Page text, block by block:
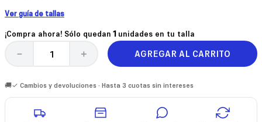
Ver guía de tallas
¡Compra ahora! Sólo quedan 1 unidades en tu talla
＋
－ AGREGAR AL CARRITO
🚚✓ Cambios y devoluciones · Hasta 3 cuotas sin intereses